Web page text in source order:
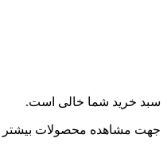
سبد خرید شما خالی است.
جهت مشاهده محصولات بیشتر